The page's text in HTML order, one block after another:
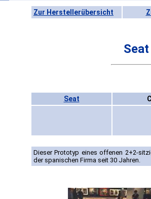
Zur Herstellerübersicht
Seat
Dieser Prototyp eines offenen 2+2-
der spanischen Firma seit 30 Jahren.